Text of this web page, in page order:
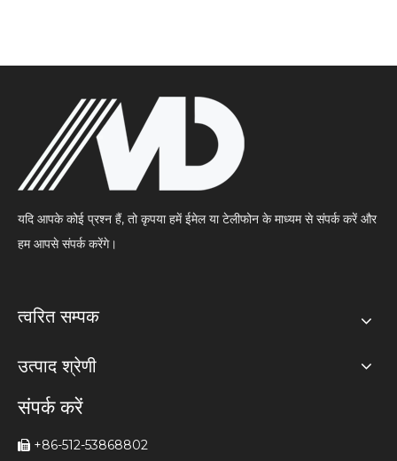
यदि आपके कोई प्रश्न हैं, तो कृपया हमें ईमेल या टेलीफोन के माध्यम से संपर्क करें और
हम आपसे संपर्क करेंगे।
त्वरित सम्पक
उत्पाद श्रेणी
संपर्क करें
 +86-512-53868802